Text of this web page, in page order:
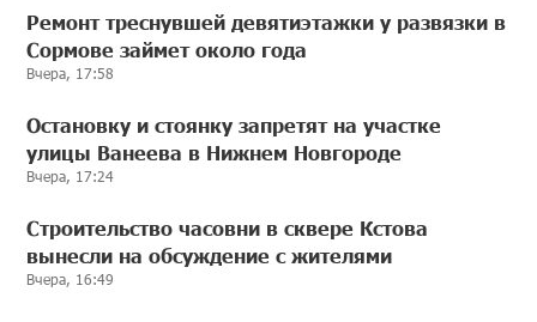
Ремонт треснувшей девятиэтажки у развязки в
Сормове займет около года
Вчера, 17:58
Остановку и стоянку запретят на участке
улицы Ванеева в Нижнем Новгороде
Вчера, 17:24
Строительство часовни в сквере Кстова
вынесли на обсуждение с жителями
Вчера, 16:49